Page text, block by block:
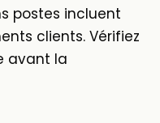
postes incluent
clients. Vérifiez
avant la